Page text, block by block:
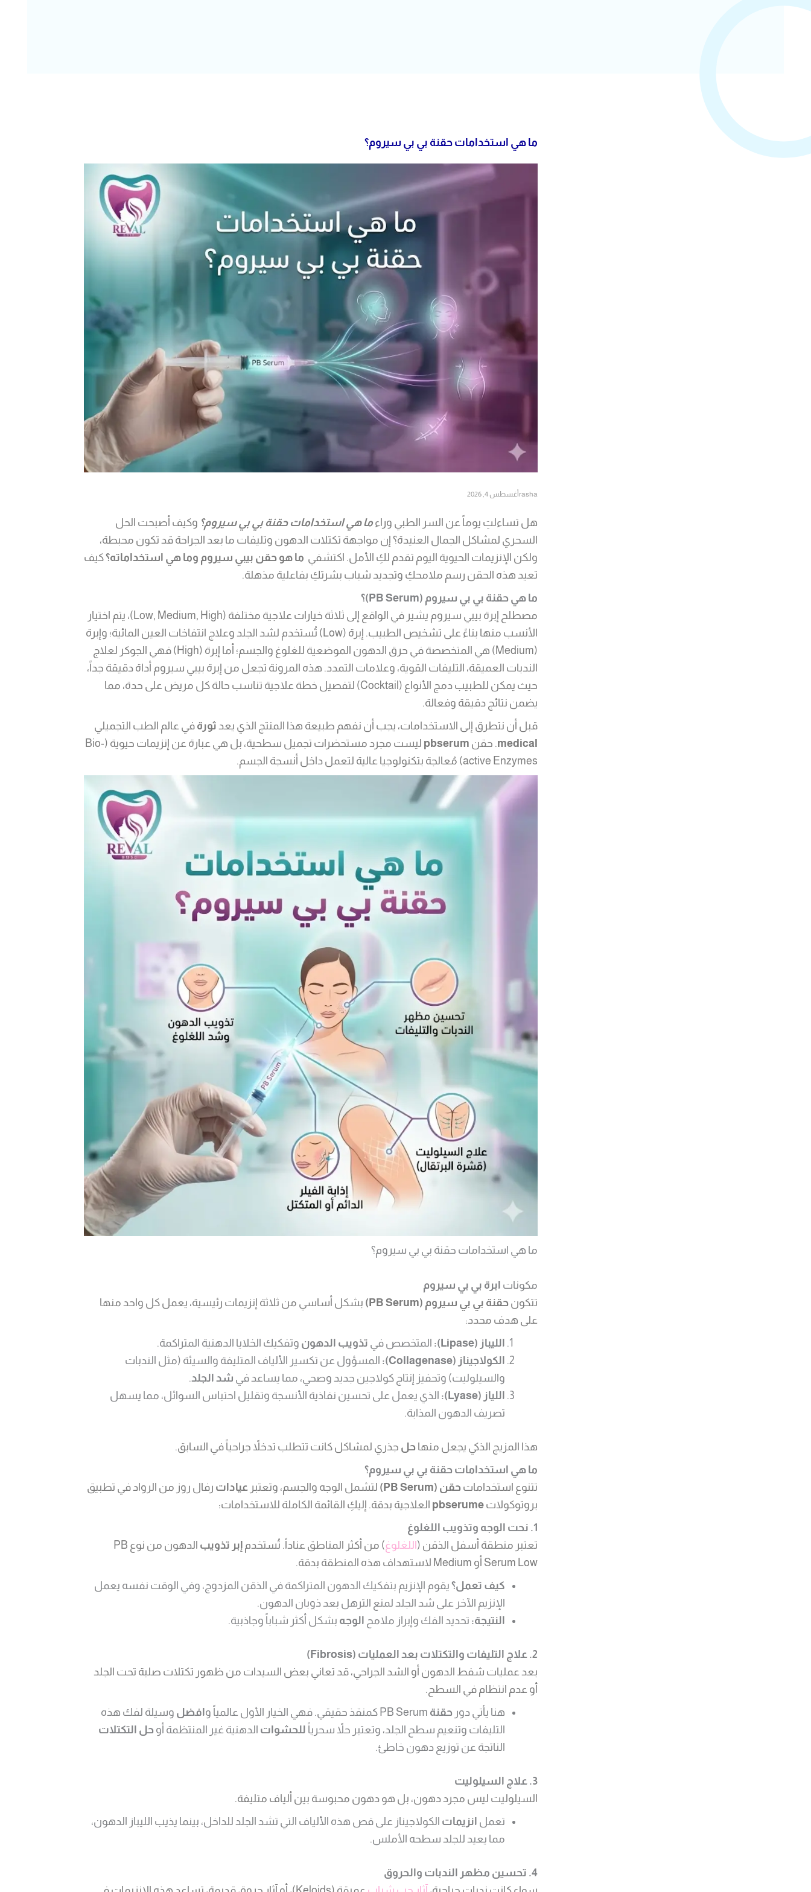
ما هي استخدامات حقنة بي بي سيروم؟
rashaأغسطس 4, 2026
هل تساءلتِ يوماً عن السر الطبي وراءما هي استخدامات حقنة بي بي سيروم؟ وكيف أصبحت الحل
السحري لمشاكل الجمال العنيدة؟ إن مواجهة تكتلات الدهون وتليفات ما بعد الجراحة قد تكون محبطة،
ولكن الإنزيمات الحيوية اليوم تقدم لكِ الأمل. اكتشفي ما هو حقن بيبي سيروم وما هي استخداماته؟كيف
تعيد هذه الحقن رسم ملامحكِ وتجديد شباب بشرتكِ بفاعلية مذهلة.
ما هي حقنة بي بي سيروم (PB Serum)؟
مصطلح إبرة بيبي سيروم يشير في الواقع إلى ثلاثة خيارات علاجية مختلفة (Low, Medium, High)، يتم اختيار
الأنسب منها بناءً على تشخيص الطبيب. إبرة (Low) تُستخدم لشد الجلد وعلاج انتفاخات العين المائية؛ وإبرة
(Medium) هي المتخصصة في حرق الدهون الموضعية للغلوغ والجسم؛ أما إبرة (High) فهي الجوكر لعلاج
الندبات العميقة، التليفات القوية، وعلامات التمدد. هذه المرونة تجعل من إبرة بيبي سيروم أداة دقيقة جداً،
حيث يمكن للطبيب دمج الأنواع (Cocktail) لتفصيل خطة علاجية تناسب حالة كل مريض على حدة، مما
يضمن نتائج دقيقة وفعالة.
قبل أن نتطرق إلى الاستخدامات، يجب أن نفهم طبيعة هذا المنتج الذي يعد ثورة في عالم الطب التجميلي
medical. حقن pbserum
ليست مجرد مستحضرات تجميل سطحية، بل هي عبارة عن إنزيمات حيوية (Bio-
active Enzymes) مُعالجة بتكنولوجيا عالية لتعمل داخل أنسجة الجسم.
ما هي استخدامات حقنة بي بي سيروم؟
مكونات ابرة بي بي سيروم
تتكون حقنة بي بي سيروم (PB Serum)
بشكل أساسي من ثلاثة إنزيمات رئيسية، يعمل كل واحد منها
على هدف محدد:
الليباز (Lipase):
المتخصص في تذويب الدهون وتفكيك الخلايا الدهنية المتراكمة.
الكولاجيناز (Collagenase):
المسؤول عن تكسير الألياف المتليفة والسيئة (مثل الندبات
والسيلوليت) وتحفيز إنتاج كولاجين جديد وصحي، مما يساعد في شد الجلد.
اللياز (Lyase):
الذي يعمل على تحسين نفاذية الأنسجة وتقليل احتباس السوائل، مما يسهل
تصريف الدهون المذابة.
هذا المزيج الذكي يجعل منها حل جذري لمشاكل كانت تتطلب تدخلاً جراحياً في السابق.
ما هي استخدامات حقنة بي بي سيروم؟
تتنوع استخدامات حقن (PB Serum) لتشمل الوجه والجسم، وتعتبر عيادات رفال روز من الرواد في تطبيق
بروتوكولات pbserume العلاجية بدقة. إليكِ القائمة الكاملة للاستخدامات:
1. نحت الوجه وتذويب اللغلوغ
تعتبر منطقة أسفل الذقن (اللغلوغ) من أكثر المناطق عناداً. تُستخدم إبر تذويب
الدهون من نوع PB
Serum Low أو Medium لاستهداف هذه المنطقة بدقة.
كيف تعمل؟يقوم الإنزيم بتفكيك الدهون المتراكمة في الذقن المزدوج، وفي الوقت نفسه يعمل
الإنزيم الآخر على شد الجلد لمنع الترهل بعد ذوبان الدهون.
النتيجة: تحديد الفك وإبراز ملامح الوجه بشكل أكثر شباباً وجاذبية.
2. علاج التليفات والتكتلات بعد العمليات (Fibrosis)
بعد عمليات شفط الدهون أو الشد الجراحي، قد تعاني بعض السيدات من ظهور تكتلات صلبة تحت الجلد
أو عدم انتظام في السطح.
هنا يأتي دور حقنة افضل وسيلة لفك هذه
التليفات وتنعيم سطح الجلد، وتعتبر حلاً سحرياً للحشوات الدهنية غير المنتظمة أو حل التكتلات
الناتجة عن توزيع دهون خاطئ.
3. علاج السيلوليت
السيلوليت ليس مجرد دهون، بل هو دهون محبوسة بين ألياف متليفة.
تعمل انزيمات الكولاجيناز على قص هذه الألياف التي تشد الجلد للداخل، بينما يذيب الليباز الدهون،
مما يعيد للجلد سطحه الأملس.
4. تحسين مظهر الندبات والحروق